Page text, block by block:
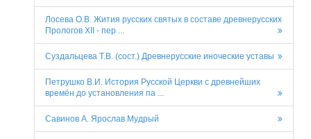
Лосева О.В. Жития русских святых в составе древнерусских
Прологов XII - пер ...
Суздальцева Т.В. (сост.) Древнерусские иноческие уставы
Петрушко В.И. История Русской Церкви с древнейших
времён до установления па ...
Савинов А. Ярослав Мудрый